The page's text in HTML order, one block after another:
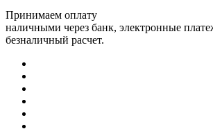
Принимаем оплату
наличными через банк, электронные
безналичный расчет.